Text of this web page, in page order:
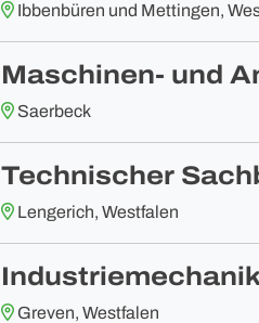
Ibbenbüren und Mettingen,
Maschinen- und
Saerbeck
Technischer
Lengerich, Westfalen
Greven, Westfalen